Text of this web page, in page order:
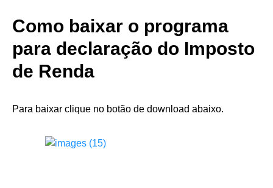
Como baixar o programa
para declaração do Imposto
de Renda
Para baixar clique no botão de download abaixo.